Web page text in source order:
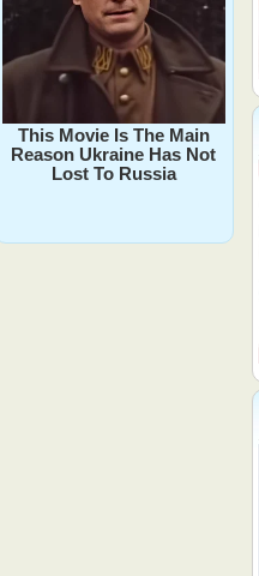
This Movie Is The Main
Reason Ukraine Has Not
Lost To Russia